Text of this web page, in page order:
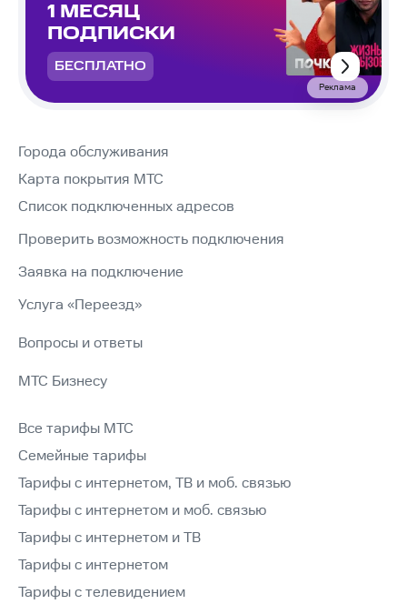
1 МЕСЯЦ
ПОДПИСКИ
БЕСПЛАТНО
Реклама
Города обслуживания
Карта покрытия МТС
Список подключенных адресов
Проверить возможность подключения
Заявка на подключение
Услуга «Переезд»
Вопросы и ответы
МТС Бизнесу
Все тарифы МТС
Семейные тарифы
Тарифы с интернетом, ТВ и моб. связью
Тарифы с интернетом и моб. связью
Тарифы с интернетом и ТВ
Тарифы с интернетом
Тарифы с телевидением